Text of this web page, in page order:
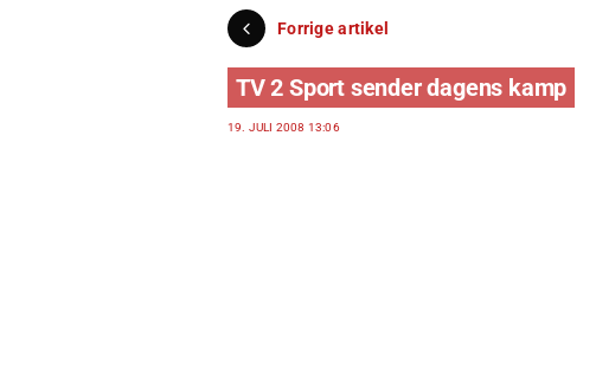
Forrige artikel
TV 2 Sport sender dagens kamp
19. JULI 2008 13:06